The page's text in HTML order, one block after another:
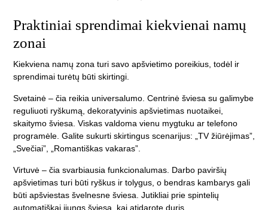
Praktiniai sprendimai kiekvienai namų
zonai
Kiekviena namų zona turi savo apšvietimo poreikius, todėl ir
sprendimai turėtų būti skirtingi.
Svetainė – čia reikia universalumo. Centrinė šviesa su galimybe
reguliuoti ryškumą, dekoratyvinis apšvietimas nuotaikei,
skaitymo šviesa. Viskas valdoma vienu mygtuku ar telefono
programėle. Galite sukurti skirtingus scenarijus: „TV žiūrėjimas”,
„Svečiai”, „Romantiškas vakaras”.
Virtuvė – čia svarbiausia funkcionalumas. Darbo paviršių
apšvietimas turi būti ryškus ir tolygus, o bendras kambarys gali
būti apšviestas švelnesne šviesa. Jutikliai prie spintelių
automatiškai įjungs šviesą, kai atidarote duris.